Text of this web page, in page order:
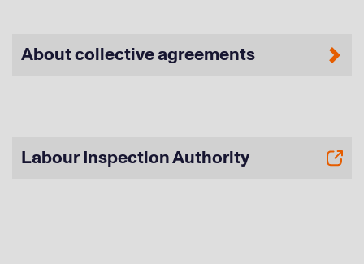
About collective agreements
Labour Inspection Authority